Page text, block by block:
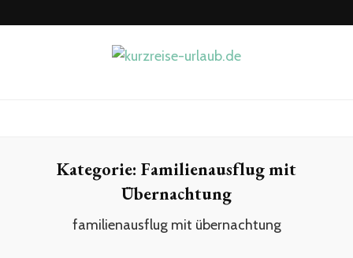
Kategorie: Familienausflug mit
Übernachtung
familienausflug mit übernachtung